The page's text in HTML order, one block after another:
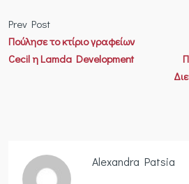
Prev Post
Πούλησε το κτίριο γραφείων
Cecil η Lamda Development
Alexandra Patsia